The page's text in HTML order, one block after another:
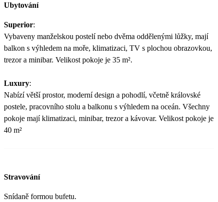
Ubytování
Superior:
Vybaveny manželskou postelí nebo dvěma oddělenými lůžky, mají
balkon s výhledem na moře, klimatizaci, TV s plochou obrazovkou,
trezor a minibar. Velikost pokoje je 35 m².
Luxury:
Nabízí větší prostor, moderní design a pohodlí, včetně královské
postele, pracovního stolu a balkonu s výhledem na oceán. Všechny
pokoje mají klimatizaci, minibar, trezor a kávovar. Velikost pokoje je
40 m²
Stravování
Snídaně formou bufetu.